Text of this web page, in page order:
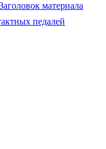
материала
педалей